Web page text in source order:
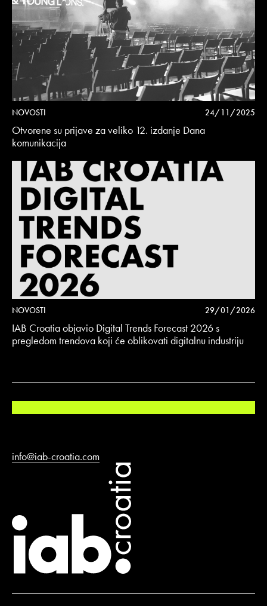
NOVOSTI 24/11/2025
Otvorene su prijave za veliko 12. izdanje Dana
komunikacija
NOVOSTI 29/01/2026
IAB Croatia objavio Digital Trends Forecast 2026 s
pregledom trendova koji će oblikovati digitalnu industriju
info@iab-croatia.com